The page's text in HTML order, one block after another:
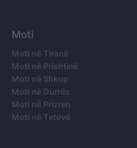
Moti
Moti në Tiranë
Moti në Prishtinë
Moti në Shkup
Moti në Durrës
Moti në Prizren
Moti në Tetovë